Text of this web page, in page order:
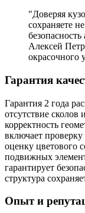
"Доверяя
сохраняете
Алексей
окрасочного
Гарантия
Гарантия 2 года
отсутствие сколов
корректность
включает
оценку цветового
подвижных
гарантирует
структура
Опыт и